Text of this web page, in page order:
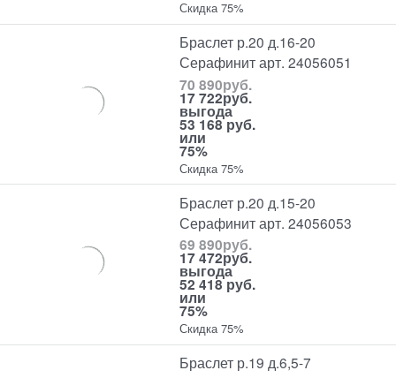
Скидка 75%
Браслет р.20 д.16-20
Серафинит арт. 24056051
70 890руб.
17 722руб.
выгода
53 168 руб.
или
75%
Скидка 75%
Браслет р.20 д.15-20
Серафинит арт. 24056053
69 890руб.
17 472руб.
выгода
52 418 руб.
или
75%
Скидка 75%
Браслет р.19 д.6,5-7